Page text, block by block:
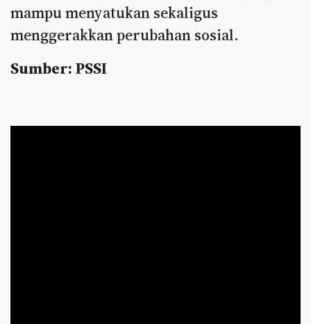
mampu menyatukan sekaligus
menggerakkan perubahan sosial.
Sumber: PSSI